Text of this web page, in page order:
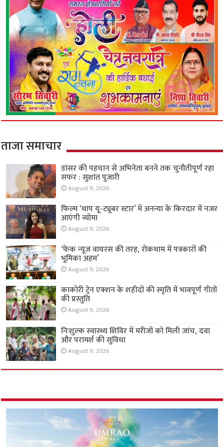
ताजा समाचार
डांसर की पहचान से अभिनेता बनने तक चुनौतीपूर्ण रहा
सफर : सुशांत पुजारी
August 9, 2026
फिल्म ‘थाप यू-ट्यूबर स्टार’ में अनन्या के किरदार में नजर
आएंगी व्योमा
August 9, 2026
‘फेक न्यूज वायरस की तरह, रोकथाम में पत्रकारों की
भूमिका अहम’
August 9, 2026
काकोरी ट्रेन एक्शन के शहीदों की स्मृति में भावपूर्ण गीतों
की प्रस्तुति
August 9, 2026
निःशुल्क स्वास्थ्य शिविर में मरीजों को मिली जांच, दवा
और परामर्श की सुविधा
August 9, 2026